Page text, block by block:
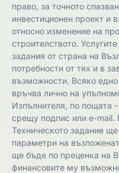
право, за точното
инвестиционен проект и
относно изменение на
строителството.
задания от страна на
потребности от тях и в
възможности. Всяко
връчва лично на
Изпълнителя, по пощата
срещу подпис или e-mail.
Техническото задание
параметри на
ще бъде по преценка на
финансовите му